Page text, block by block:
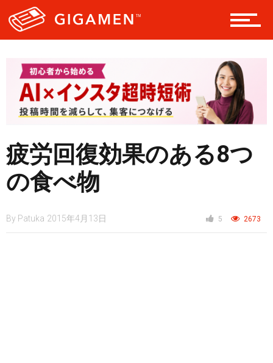
疲労回復効果のある8つ
の食べ物
By Patuka 2015年4月13日 5 2673